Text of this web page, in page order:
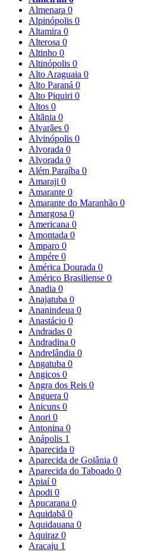
Almenara 0
Alpinópolis 0
Altamira 0
Alterosa 0
Altinho 0
Altinópolis 0
Alto Araguaia 0
Alto Paraná 0
Alto Piquiri 0
Altos 0
Altãnia 0
Alvarães 0
Alvinópolis 0
Alvorada 0
Alvorada 0
Além Paraíba 0
Amaraji 0
Amarante 0
Amarante do Maranhão 0
Amargosa 0
Americana 0
Amontada 0
Amparo 0
Ampére 0
América Dourada 0
Américo Brasiliense 0
Anadia 0
Anajatuba 0
Ananindeua 0
Anastácio 0
Andradas 0
Andradina 0
Andrelândia 0
Angatuba 0
Angicos 0
Angra dos Reis 0
Anguera 0
Anicuns 0
Anori 0
Antonina 0
Anápolis 1
Aparecida 0
Aparecida de Goiânia 0
Aparecida do Taboado 0
Apiaí0
Apodi 0
Apucarana 0
Aquidabã 0
Aquidauana 0
Aquiraz 0
Aracaju 1